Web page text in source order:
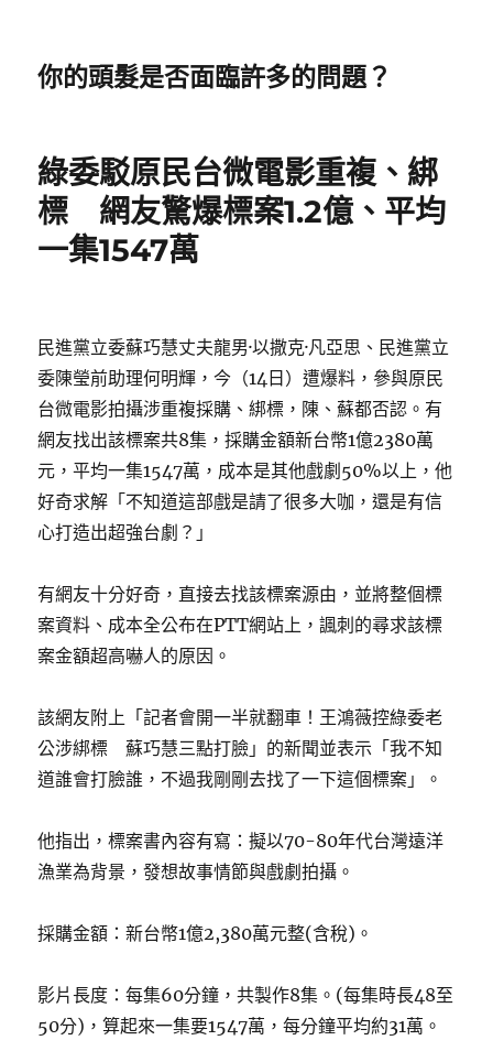
你的頭髮是否面臨許多的問題？
綠委駁原民台微電影重複、綁
標 網友驚爆標案1.2億、平均
一集1547萬
民進黨立委蘇巧慧丈夫龍男·以撒克·凡亞思、民進黨立
委陳瑩前助理何明輝，今（14日）遭爆料，參與原民
台微電影拍攝涉重複採購、綁標，陳、蘇都否認。有
網友找出該標案共8集，採購金額新台幣1億2380萬
元，平均一集1547萬，成本是其他戲劇50%以上，他
好奇求解「不知道這部戲是請了很多大咖，還是有信
心打造出超強台劇？」
有網友十分好奇，直接去找該標案源由，並將整個標
案資料、成本全公布在PTT網站上，諷刺的尋求該標
案金額超高嚇人的原因。
該網友附上「記者會開一半就翻車！王鴻薇控綠委老
公涉綁標 蘇巧慧三點打臉」的新聞並表示「我不知
道誰會打臉誰，不過我剛剛去找了一下這個標案」。
他指出，標案書內容有寫：擬以70-80年代台灣遠洋
漁業為背景，發想故事情節與戲劇拍攝。
採購金額：新台幣1億2,380萬元整(含稅)。
影片長度：每集60分鐘，共製作8集。(每集時長48至
50分)，算起來一集要1547萬，每分鐘平均約31萬。